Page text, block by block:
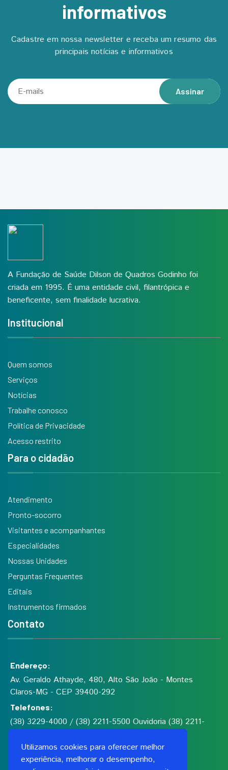
Utilizamos cookies para oferecer melhor
experiência, melhorar o desempenho,
informativos
Cadastre em nossa newsletter e receba um resumo das
principais notícias e informativos
Assinar
A Fundação de Saúde Dilson de Quadros Godinho foi
criada em 1995. É uma entidade civil, filantrópica e
beneficente, sem finalidade lucrativa.
Institucional
Quem somos
Serviços
Notícias
Trabalhe conosco
Política de Privacidade
Acesso restrito
Para o cidadão
Atendimento
Pronto-socorro
Visitantes e acompanhantes
Especialidades
Nossas Unidades
Perguntas Frequentes
Editais
Instrumentos firmados
Contato
Endereço:
Av. Geraldo Athayde, 480, Alto São João - Montes
Claros-MG - CEP 39400-292
Telefones:
(38) 3229-4000 / (38) 2211-5500 Ouvidoria (38) 2211-
Fundação de Saúde Dilson de Quadros Godinho